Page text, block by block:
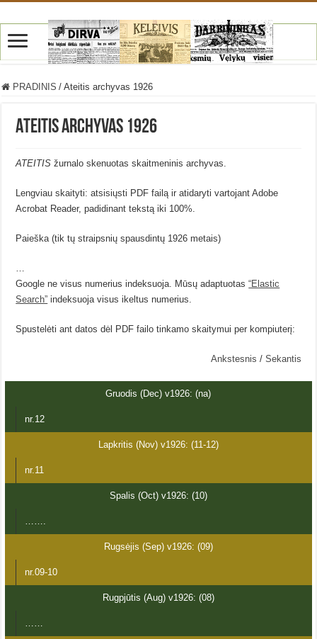
PRADINIS / Ateitis archyvas 1926
Ateitis archyvas 1926
ATEITIS žurnalo skenuotas skaitmeninis archyvas.
Lengviau skaityti: atsisiųsti PDF failą ir atidaryti vartojant Adobe
Acrobat Reader, padidinant tekstą iki 100%.
Paieška (tik tų straipsnių spausdintų 1926 metais)
Google ne visus numerius indeksuoja. Mūsų adaptuotas“Elastic
Search” indeksuoja visus ikeltus numerius.
Spustelėti ant datos dėl PDF failo tinkamo skaitymui per kompiuterį:
Ankstesnis / Sekantis
Gruodis (Dec) v1926: (na)
nr.12
Lapkritis (Nov) v1926: (11-12)
nr.11
Spalis (Oct) v1926: (10)
Rugsėjis (Sep) v1926: (09)
nr.09-10
Rugpjūtis (Aug) v1926: (08)